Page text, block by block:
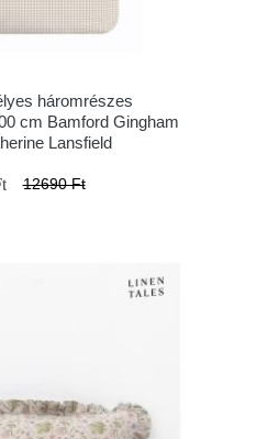
háromrészes
cm Bamford Gingham
Lansfield
12690 Ft